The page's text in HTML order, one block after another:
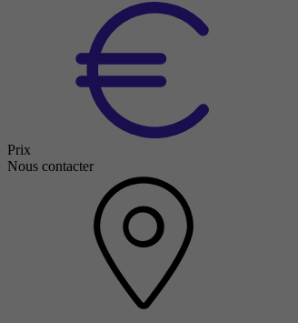
Prix
Nous contacter